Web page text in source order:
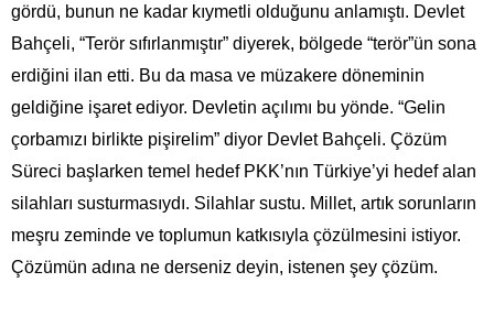
gördü, bunun ne kadar kıymetli olduğunu anlamıştı. Devlet
Bahçeli, “Terör sıfırlanmıştır” diyerek, bölgede “terör”ün sona
erdiğini ilan etti. Bu da masa ve müzakere döneminin
geldiğine işaret ediyor. Devletin açılımı bu yönde. “Gelin
çorbamızı birlikte pişirelim” diyor Devlet Bahçeli. Çözüm
Süreci başlarken temel hedef PKK’nın Türkiye’yi hedef alan
silahları susturmasıydı. Silahlar sustu. Millet, artık sorunların
meşru zeminde ve toplumun katkısıyla çözülmesini istiyor.
Çözümün adına ne derseniz deyin, istenen şey çözüm.